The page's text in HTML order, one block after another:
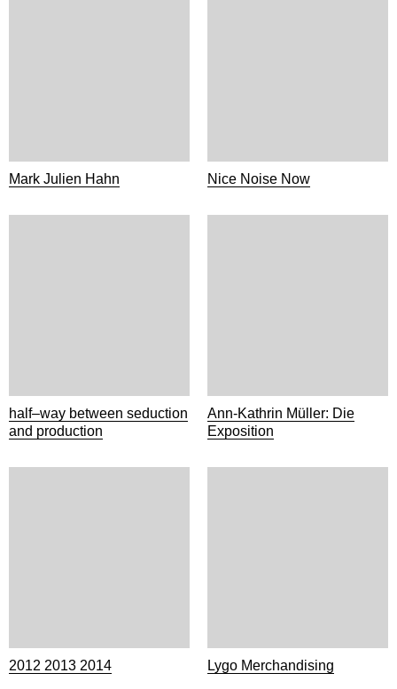
Mark Julien Hahn Nice Noise Now
half–way between seduction
and production
Ann-Kathrin Müller: Die
Exposition
2012 2013 2014 Lygo Merchandising